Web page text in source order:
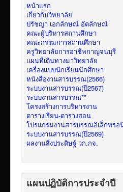
หน้าแรก
เกี่ยวกับวิทยาลัย
ปรัชญา เอกลักษณ์ อัตลักษณ์
คณะผู้บริหารสถานศึกษา
คณะกรรมการสถานศึกษา
ครูวิทยาลัยการอาชีพกาญจนบุรี
แผนที่เดินทางมาวิทยาลัย
เครื่องแบบนักเรียนนักศึกษา
หนังสืองานสารบรรณ(2566)
ระบบงานสารบรรณ(ปี2567)
ระบบงานสารบรรณ**
โครงสร้างการบริหารงาน
ตารางเรียน-ตารางสอน
โปรแกรมงานสารบรรณอิเล็กทรอ
ระบบงานสารบรรณ(ปี2569)
ผลงานสิ่งประดิษฐ์ วก.กจ.
แผนปฏิบัติการประจำปี